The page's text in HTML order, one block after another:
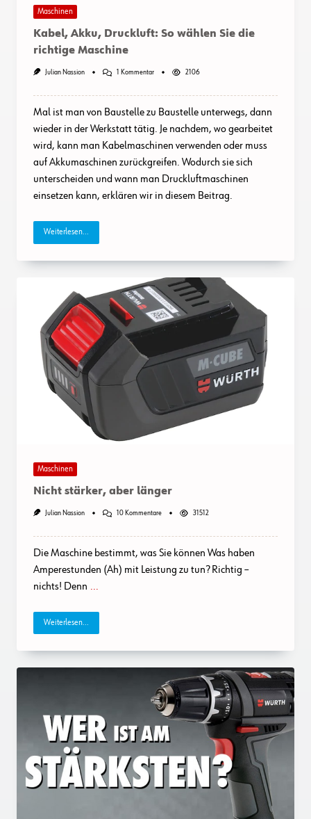
Maschinen
Kabel, Akku, Druckluft: So wählen Sie die
richtige Maschine
Julian Nassion 1 KommentarZu
So
Wählen
Sie
Die
Maschine
2106
Mal ist man von Baustelle zu Baustelle unterwegs, dann
wieder in der Werkstatt tätig. Je nachdem, wo gearbeitet
wird, kann man Kabelmaschinen verwenden oder muss
auf Akkumaschinen zurückgreifen. Wodurch sie sich
unterscheiden und wann man Druckluftmaschinen
einsetzen kann, erklären wir in diesem Beitrag.
Weiterlesen...
Maschinen
Nicht stärker, aber länger
Julian Nassion 10 KommentareZu
Länger
31512
Die Maschine bestimmt, was Sie können Was haben
Amperestunden (Ah) mit Leistung zu tun? Richtig –
nichts! Denn ...
Weiterlesen...